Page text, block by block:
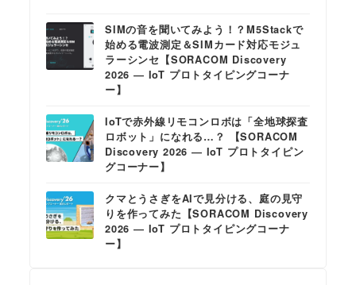
SIMの音を聞いてみよう！？M5Stackで
始める電波測定＆SIMカード対応モジュ
ラーシンセ【SORACOM Discovery
2026 ― IoT プロトタイピングコーナ
ー】
IoTで赤外線リモコンロボは「全地球探査
ロボット」になれる…？ 【SORACOM
Discovery 2026 ― IoT プロトタイピン
グコーナー】
クマとうさぎをAIで見分ける、庭の見守
りを作ってみた【SORACOM Discovery
2026 ― IoT プロトタイピングコーナ
ー】